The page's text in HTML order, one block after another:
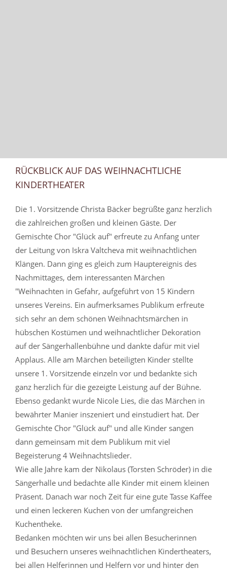
RÜCKBLICK AUF DAS WEIHNACHTLICHE
KINDERTHEATER
Die 1. Vorsitzende Christa Bäcker begrüßte ganz herzlich
die zahlreichen großen und kleinen Gäste. Der
Gemischte Chor "Glück auf" erfreute zu Anfang unter
der Leitung von Iskra Valtcheva mit weihnachtlichen
Klängen. Dann ging es gleich zum Hauptereignis des
Nachmittages, dem interessanten Märchen
"Weihnachten in Gefahr, aufgeführt von 15 Kindern
unseres Vereins. Ein aufmerksames Publikum erfreute
sich sehr an dem schönen Weihnachtsmärchen in
hübschen Kostümen und weihnachtlicher Dekoration
auf der Sängerhallenbühne und dankte dafür mit viel
Applaus. Alle am Märchen beteiligten Kinder stellte
unsere 1. Vorsitzende einzeln vor und bedankte sich
ganz herzlich für die gezeigte Leistung auf der Bühne.
Ebenso gedankt wurde Nicole Lies, die das Märchen in
bewährter Manier inszeniert und einstudiert hat. Der
Gemischte Chor "Glück auf" und alle Kinder sangen
dann gemeinsam mit dem Publikum mit viel
Begeisterung 4 Weihnachtslieder.
Wie alle Jahre kam der Nikolaus (Torsten Schröder) in die
Sängerhalle und bedachte alle Kinder mit einem kleinen
Präsent. Danach war noch Zeit für eine gute Tasse Kaffee
und einen leckeren Kuchen von der umfangreichen
Kuchentheke.
Bedanken möchten wir uns bei allen Besucherinnen
und Besuchern unseres weihnachtlichen Kindertheaters,
bei allen Helferinnen und Helfern vor und hinter den